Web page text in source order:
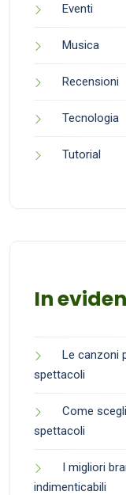
Eventi
Musica
Recensioni
Tecnologia
Tutorial
In
Le canzoni
spettacoli
Come
spettacoli
I migliori
indimenticabili